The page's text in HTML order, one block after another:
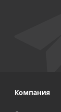
Компания